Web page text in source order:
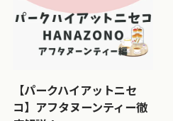
【パークハイアットニセ
コ】アフタヌーンティー徹